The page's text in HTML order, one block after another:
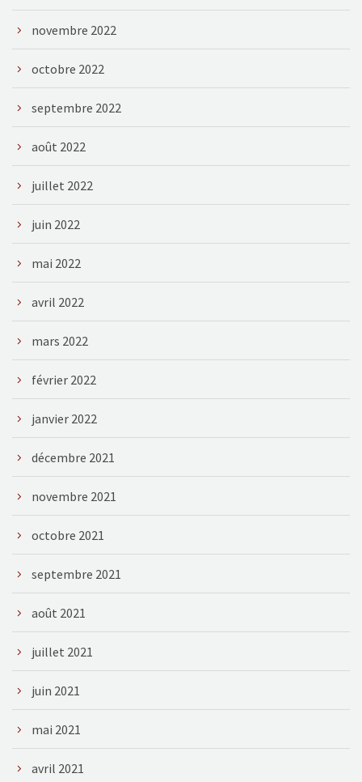
novembre 2022
octobre 2022
septembre 2022
août 2022
juillet 2022
juin 2022
mai 2022
avril 2022
mars 2022
février 2022
janvier 2022
décembre 2021
novembre 2021
octobre 2021
septembre 2021
août 2021
juillet 2021
juin 2021
mai 2021
avril 2021